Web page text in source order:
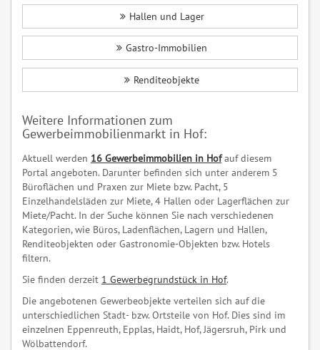
Hallen und Lager
Gastro-Immobilien
Renditeobjekte
Weitere Informationen zum
Gewerbeimmobilienmarkt in Hof:
Aktuell werden 16 Gewerbeimmobilien in Hofauf diesem
Portal angeboten. Darunter befinden sich unter anderem 5
Büroflächen und Praxen zur Miete bzw. Pacht, 5
Einzelhandelsläden zur Miete, 4 Hallen oder Lagerflächen zur
Miete/Pacht. In der Suche können Sie nach verschiedenen
Kategorien, wie Büros, Ladenflächen, Lagern und Hallen,
Renditeobjekten oder Gastronomie-Objekten bzw. Hotels
filtern.
Sie finden derzeit 1 Gewerbegrundstück in Hof.
Die angebotenen Gewerbeobjekte verteilen sich auf die
unterschiedlichen Stadt- bzw. Ortsteile von Hof. Dies sind im
einzelnen Eppenreuth, Epplas, Haidt, Hof, Jägersruh, Pirk und
Wölbattendorf.